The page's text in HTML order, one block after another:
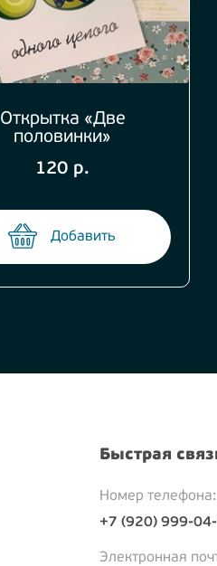
Открытка «Две
половинки»
120 р.
Добавить
Быстрая
Номер телефона:
+7 (920) 999-
Электронная